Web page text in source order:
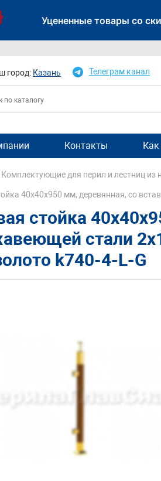
Уцененные товары со
город: Казань Телеграм канал
Контакты
Комплектующие для перил и лестниц из
40х40х950 мм, деревянная, со
стойка
стали
k740-4-L-G